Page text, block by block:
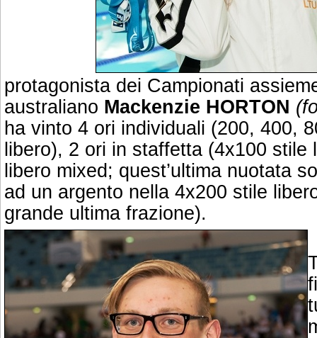
protagonista dei Campionati
australiano Mackenzie HORTON
ha vinto 4 ori individuali (200, 400,
libero), 2 ori in staffetta (4x100 stile
libero mixed; quest’ultima nuotata
ad un argento nella 4x200 stile
grande ultima frazione).